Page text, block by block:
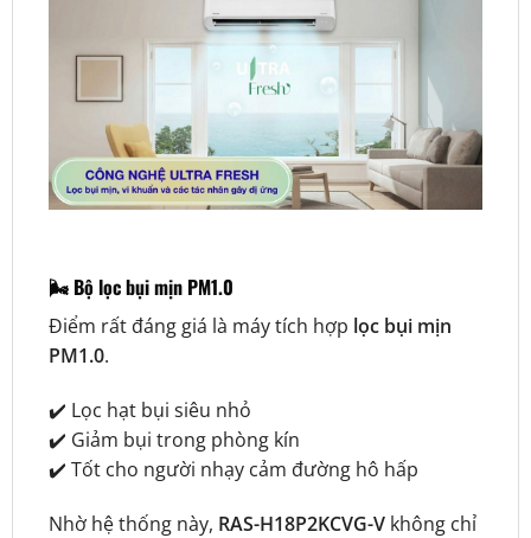
🌬️ Bộ lọc bụi mịn PM1.0
Điểm rất đáng giá là máy tích hợp lọc bụi mịn
PM1.0.
✔️ Lọc hạt bụi siêu nhỏ
✔️ Giảm bụi trong phòng kín
✔️ Tốt cho người nhạy cảm đường hô hấp
Nhờ hệ thống này, RAS-H18P2KCVG-Vkhông chỉ